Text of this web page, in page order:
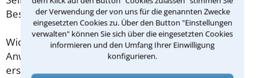
der Verwendung der von uns für die genannten Zwecke
eingesetzten Cookies zu. Über den Button "Einstellungen
verwalten" können Sie sich über die eingesetzten Cookies
informieren und den Umfang Ihrer Einwilligung
konfigurieren.
Beschränkung nicht.
Wichtig daher: Klären Sie die Kostenfrage mit Ihrem
Anwalt aus Kempten (Allgäu) schon zu Beginn der
ersten Beratung.